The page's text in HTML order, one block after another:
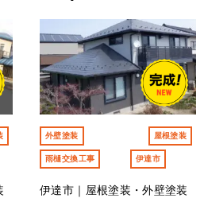
外壁塗装 屋根塗装
雨樋交換工事 伊達市
伊達市｜屋根塗装・外壁塗装